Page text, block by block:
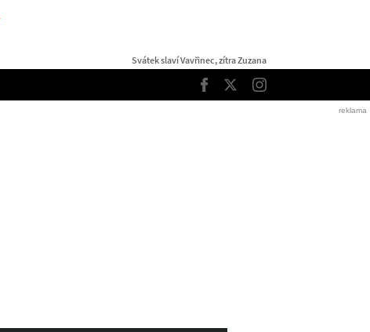
Svátek slaví Vavřinec, zítra Zuzana
Facebook
TwitterInstagram